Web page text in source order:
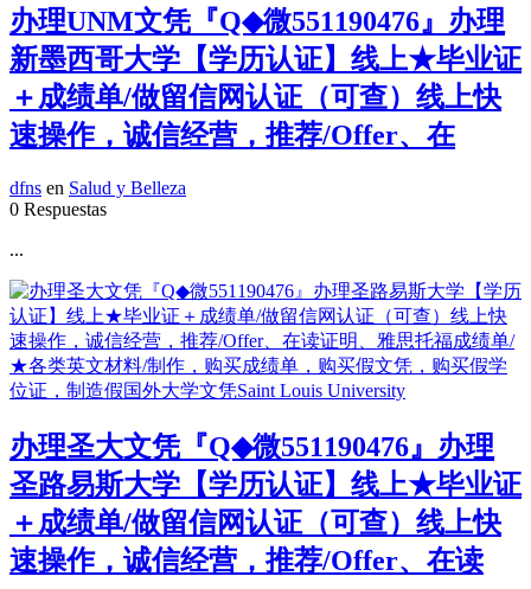
办理UNM文凭『Q◆微551190476』办理
新墨西哥大学【学历认证】线上★毕业证
＋成绩单/做留信网认证（可查）线上快
速操作，诚信经营，推荐/Offer、在
dfns en Salud y Belleza
0 Respuestas
...
办理圣大文凭『Q◆微551190476』办理
圣路易斯大学【学历认证】线上★毕业证
＋成绩单/做留信网认证（可查）线上快
速操作，诚信经营，推荐/Offer、在读